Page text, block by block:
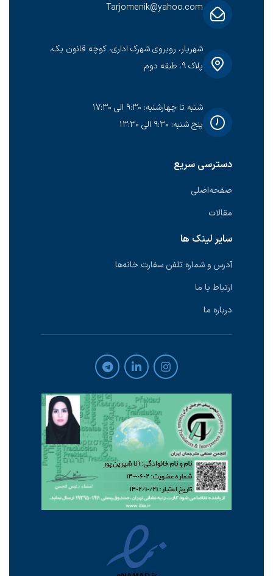
Tarjomenik@yahoo.com
شهریار، روبروی شهرک اداری، کوچه قانون یک،
پلاک ۹، طبقه دوم
شنبه تا چهارشنبه: ۹:۳۰ الی ۱۷:۳۰
پنج شنبه: ۹:۳۰ الی ۱۳:۳۰
دسترسی سریع
صفحه‌اصلی
مقالات
سایر لینک ها
آدرس و شماره تلفن سفارت خانه‌ها
ارتباط با ما
درباره ما